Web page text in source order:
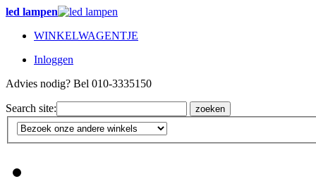
led lampen
WINKELWAGENTJE
Inloggen
Advies nodig? Bel 010-3335150
Search site: zoeken